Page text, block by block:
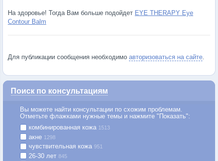
На здоровье! Тогда Вам больше подойдет EYE THERAPY Eye
Contour Balm
Для публикации сообщения необходимо авторизоваться на сайте.
Поиск по консультациям
Вы можете найти консультации по схожим проблемам.
Отметьте флажками нужные темы и нажмите "Показать":
комбинированная кожа 1513
акне 1298
чувствительная кожа 951
26-30 лет 845